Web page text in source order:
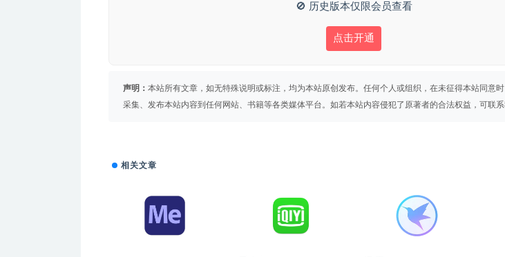
🚫 历史版本仅限会员查看
点击开通
声明： 本站所有文章，如无特殊说明或标注，均为本站原创发布。任何个人或组织，在未征得本站同意时
采集、发布本站内容到任何网站、书籍等各类媒体平台。如若本站内容侵犯了原著者的合法权益，可联系
相关文章